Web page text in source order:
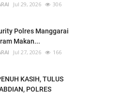
Jul 29, 2026 306
Polres Manggarai
Makan...
Jul 27, 2026 166
KASIH, TULUS
POLRES